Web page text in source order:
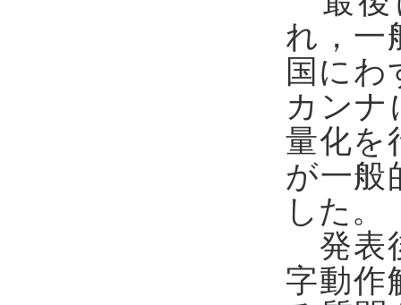
れ，一
国にわ
カンナ
量化を
が一般
した。
発表
字動作